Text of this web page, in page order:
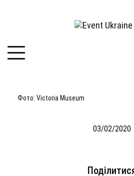
Фото: Victoria Museum
03/02/2020